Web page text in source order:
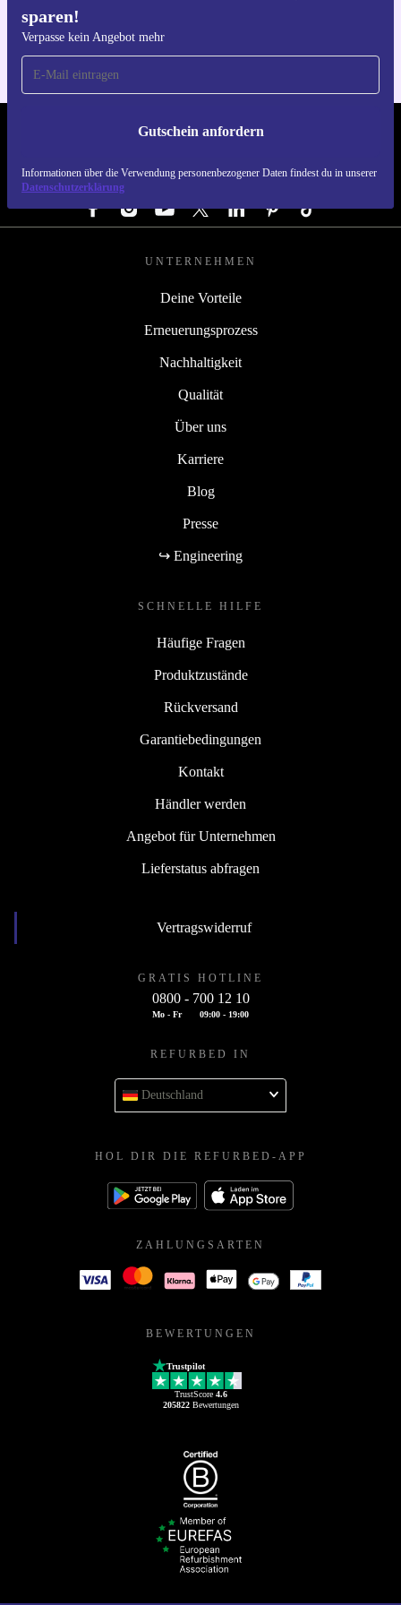
sparen!
Verpasse kein Angebot mehr
Gutschein anfordern
Informationen über die Verwendung personenbezogener Daten findest du in unserer
Datenschutzerklärung
REFURBED DEUTSCHLAND - RETHINK NEW.
FOLGE UNS
UNTERNEHMEN
Deine Vorteile
Erneuerungsprozess
Nachhaltigkeit
Qualität
Über uns
Karriere
Blog
Presse
↪ Engineering
SCHNELLE HILFE
Häufige Fragen
Produktzustände
Rückversand
Garantiebedingungen
Kontakt
Händler werden
Angebot für Unternehmen
Lieferstatus abfragen
Vertragswiderruf
GRATIS HOTLINE
0800 - 700 12 10
Mo - Fr 09:00 - 19:00
REFURBED IN
Deutschland
HOL DIR DIE REFURBED-APP
ZAHLUNGSARTEN
BEWERTUNGEN
Trustpilot
TrustScore 4.6
205822Bewertungen